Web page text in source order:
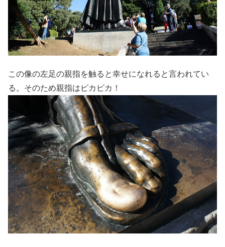
この像の左足の親指を触ると幸せになれると言われてい
る。そのため親指はピカピカ！